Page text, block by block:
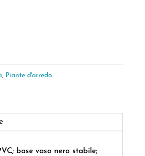
, Piante d'arredo
base vaso nero stabile;